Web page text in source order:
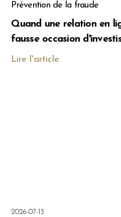
Prévention de la fraude
Quand une relation en
fausse occasion
Lire l'article
2026-07-13